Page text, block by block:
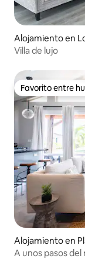
Alojamiento en
Villa de lujo
Favorito entre
Favorito entre
Alojamiento en
A unos pasos del